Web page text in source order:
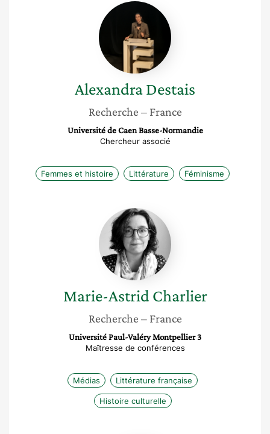
Alexandra
Destais
AlexandraDestais
Recherche – France
Université de Caen Basse-Normandie
Chercheur associé
Femmes et histoire Littérature Féminisme
Marie-
Astrid
Charlier
Marie-Astrid Charlier
Recherche – France
Université Paul-Valéry Montpellier 3
Maîtresse de conférences
Médias Littérature française
Histoire culturelle